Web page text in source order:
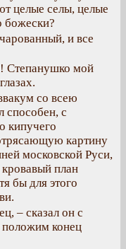
целые селы, целые
божески?
и все
Степанушко мой
со всею
способен, с
кипучего
картину
московской Руси,
кровавый план
бы для этого
– сказал он с
конец